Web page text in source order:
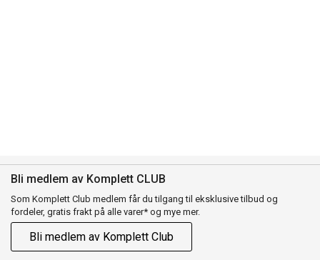
Bli medlem av Komplett CLUB
Som Komplett Club medlem får du tilgang til eksklusive tilbud og
fordeler, gratis frakt på alle varer* og mye mer.
Bli medlem av Komplett Club